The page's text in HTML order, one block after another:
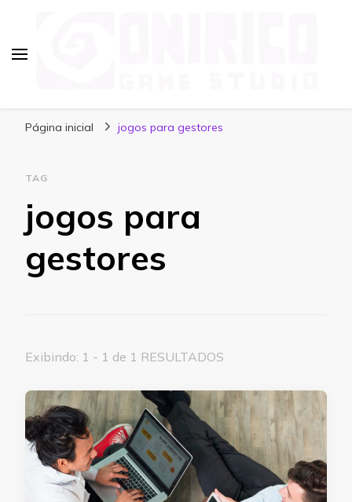
Página inicial jogos para gestores
TAG
jogos para
gestores
Exibindo: 1 - 1 de 1 RESULTADOS